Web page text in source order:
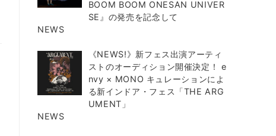
BOOM BOOM ONESAN UNIVER
SE』の発売を記念して
NEWS
《NEWS!》新フェス出演アーティ
ストのオーディション開催決定！ e
nvy × MONO キュレーションによ
る新インドア・フェス「THE ARG
UMENT」
NEWS